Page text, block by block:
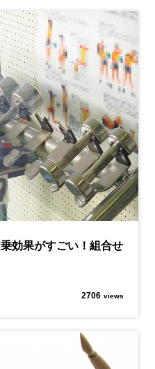
効果がすごい！組合せ
2706 views